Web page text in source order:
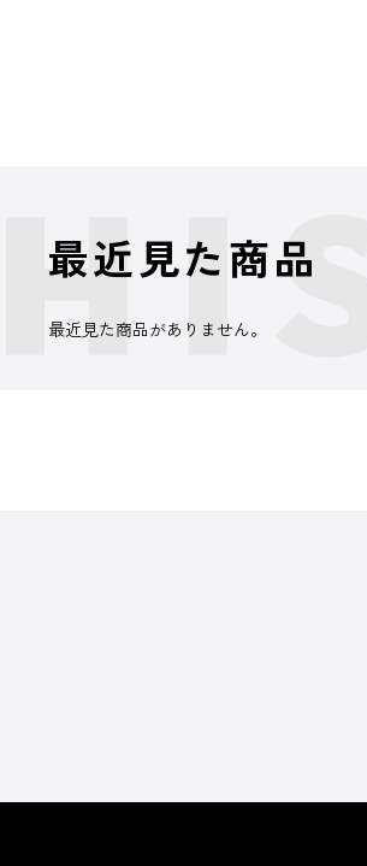
最近見た商品
最近見た商品がありません。